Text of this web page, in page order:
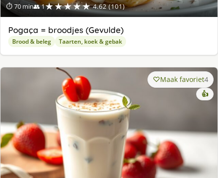
⏱ 70 min👥 1★★★★★ 4.62 (101)
Pogaça = broodjes (Gevulde)
Brood & beleg Taarten, koek & gebak
Maak favoriet4
👍